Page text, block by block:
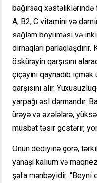
bağırsaq xəstəliklərində
A, B2, C vitamini və
sağlam böyüməsi və
dırnaqları
öskürəyin qarşısını
çiçəyini qaynadıb içmək
qarşısını alır.
yarpağı əsl dərmandır.
ürəyə və əzələlərə,
müsbət təsir göstərir,
Onun dediyinə görə,
yanaşı kalium və
şəfa mənbəyidir: “Beyni